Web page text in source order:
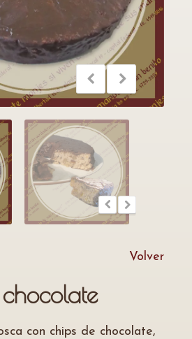
Volver
con chips de chocolate,